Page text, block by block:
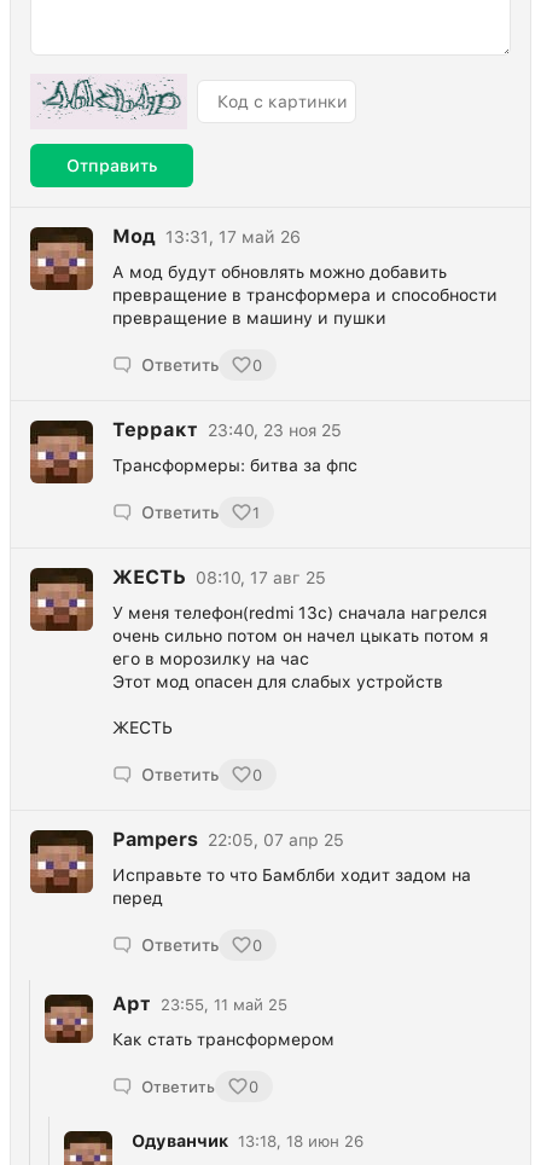
Отправить
Мод 13:31, 17 май 26
А мод будут обновлять можно добавить
превращение в трансформера и способности
превращение в машину и пушки
Ответить 0
Терракт
23:40, 23 ноя 25
Трансформеры: битва за фпс
Ответить 1
ЖЕСТЬ
08:10, 17 авг 25
У меня телефон(redmi 13c) сначала нагрелся
очень сильно потом он начел цыкать потом я
его в морозилку на час
Этот мод опасен для слабых устройств
ЖЕСТЬ
Ответить 0
Pampers 22:05, 07 апр 25
Исправьте то что Бамблби ходит задом на
перед
Ответить 0
Арт 23:55, 11 май 25
Как стать трансформером
Ответить 0
Одуванчик 13:18, 18 июн 26